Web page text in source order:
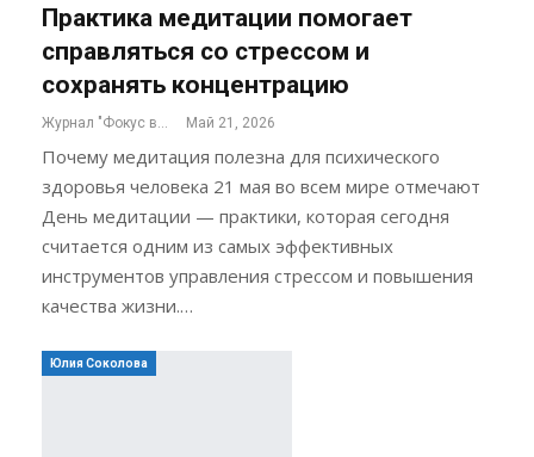
Практика медитации помогает
справляться со стрессом и
сохранять концентрацию
Журнал "Фокус внимания" Май 21, 2026
Почему медитация полезна для психического
здоровья человека 21 мая во всем мире отмечают
День медитации — практики, которая сегодня
считается одним из самых эффективных
инструментов управления стрессом и повышения
качества жизни.…
Юлия Соколова